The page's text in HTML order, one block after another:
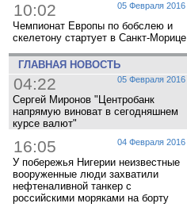
05 Февраля 2016
10:02
Чемпионат Европы по бобслею и
скелетону стартует в Санкт-Морице
ГЛАВНАЯ НОВОСТЬ
05 Февраля 2016
04:22
Сергей Миронов "Центробанк
напрямую виноват в сегодняшнем
курсе валют"
04 Февраля 2016
16:05
У побережья Нигерии неизвестные
вооруженные люди захватили
нефтеналивной танкер с
российскими моряками на борту